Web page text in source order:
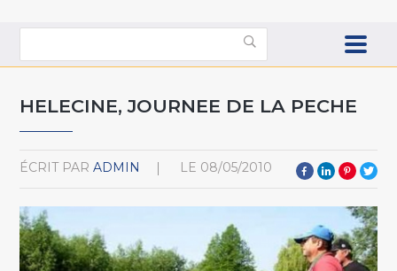
HELECINE, JOURNEE DE LA PECHE
ÉCRIT PAR ADMIN LE 08/05/2010